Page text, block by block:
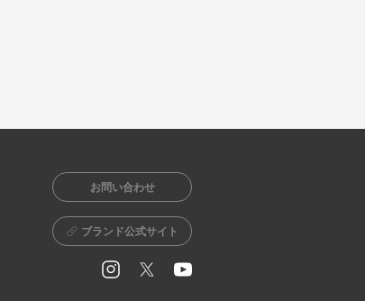
お問い合わせ
ブランド公式サイト